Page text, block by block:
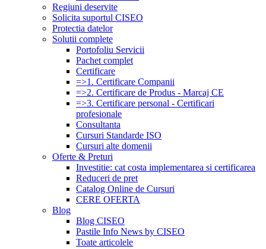
Regiuni deservite
Solicita suportul CISEO
Protectia datelor
Solutii complete
Portofoliu Servicii
Pachet complet
Certificare
=>1. Certificare Companii
=>2. Certificare de Produs - Marcaj CE
=>3. Certificare personal - Certificari
profesionale
Consultanta
Cursuri Standarde ISO
Cursuri alte domenii
Oferte & Preturi
Investitie: cat costa implementarea si certificarea
Reduceri de pret
Catalog Online de Cursuri
CERE OFERTA
Blog
Blog CISEO
Pastile Info News by CISEO
Toate articolele